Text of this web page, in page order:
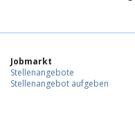
Jobmarkt
Stellenangebote
Stellenangebot aufgeben